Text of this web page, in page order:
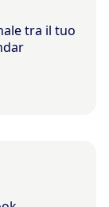
tra il tuo